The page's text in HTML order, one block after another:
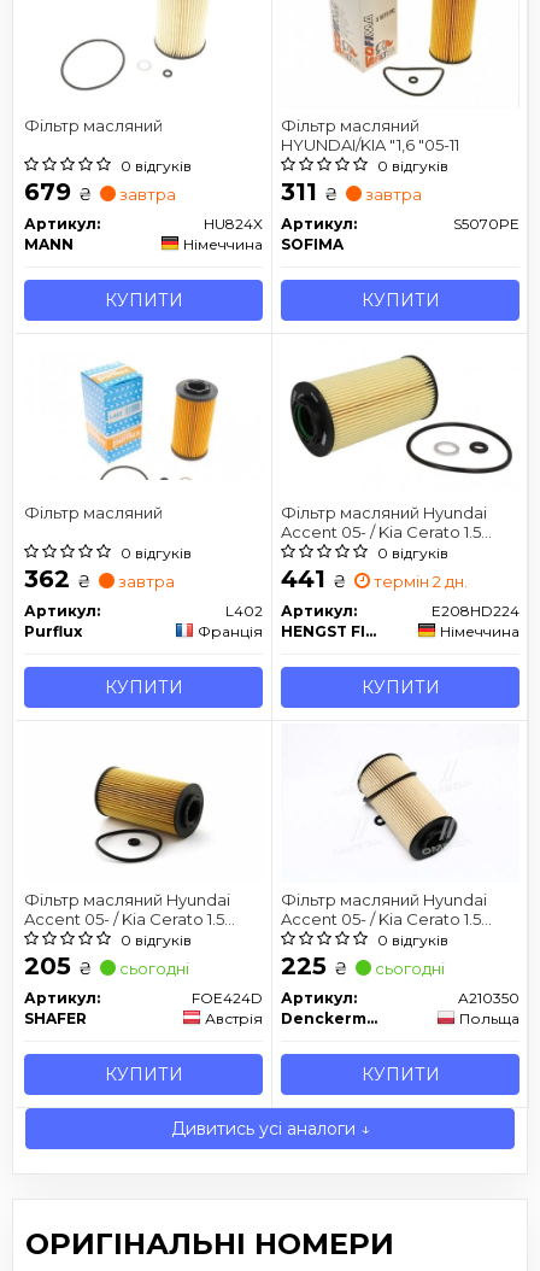
Фільтр масляний
0 відгуків
679 ₴ завтра
Артикул:
HU824X
MANN
Німеччина
КУПИТИ
Фільтр масляний
HYUNDAI/KIA "1,6 "05-11
0 відгуків
311 ₴ завтра
Артикул:
S5070PE
SOFIMA
КУПИТИ
Фільтр масляний
0 відгуків
362 ₴ завтра
Артикул:
L402
Purflux
Франція
КУПИТИ
Фільтр масляний Hyundai
Accent 05- / Kia Cerato 1.5
CRDi / Picanto 1.1 D / Rio 1.5 CR
0 відгуків
441 ₴ термін 2 дн.
Артикул:
E208HD224
HENGST FILTER
Німеччина
КУПИТИ
Фільтр масляний Hyundai
Accent 05- / Kia Cerato 1.5
CRDi / Picanto 1.1 D / Rio 1.5 CR
0 відгуків
205 ₴ сьогодні
Артикул:
FOE424D
SHAFER
Австрія
КУПИТИ
Фільтр масляний Hyundai
Accent 05- / Kia Cerato 1.5
CRDi / Picanto 1.1 D / Rio 1.5 CR
0 відгуків
225 ₴ сьогодні
Артикул:
A210350
Denckermann
Польща
КУПИТИ
Дивитись усі аналоги ↓
ОРИГІНАЛЬНІ НОМЕРИ